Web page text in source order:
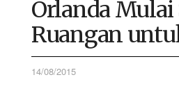
Orlanda Mulai
Ruangan
14/08/2015